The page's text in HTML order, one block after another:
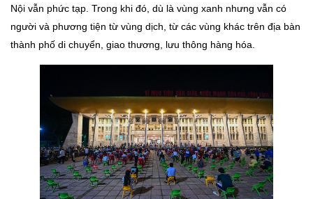
Nội vẫn phức tạp. Trong khi đó, dù là vùng xanh nhưng vẫn có
người và phương tiện từ vùng dịch, từ các vùng khác trên địa bàn
thành phố di chuyển, giao thương, lưu thông hàng hóa.